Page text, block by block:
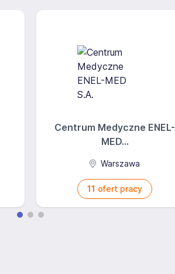
Centrum Medyczne ENEL-
MED...
Warszawa
11 ofert pracy